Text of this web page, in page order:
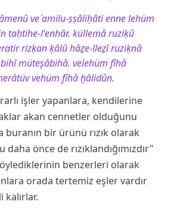
ve`amilu-ṣṣâliḥâti enne lehüm
taḥtihe-l'enhâr. küllemâ ruziḳû
rizḳan ḳâlû hâẕe-lleẕî ruziḳnâ
müteşâbihâ. velehüm fîhâ
vehüm fîhâ ḫâlidûn.
işler yapanlara, kendilerine
akan cennetler olduğunu
buranın bir ürünü rızık olarak
önce de rızıklandığımızdır"
benzerleri olarak
orada tertemiz eşler vardır
kalırlar.